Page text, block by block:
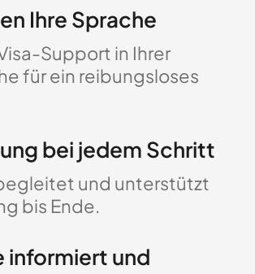
Ihre Sprache
Support in Ihrer
für ein reibungsloses
bei jedem Schritt
und unterstützt
bis Ende.
informiert und